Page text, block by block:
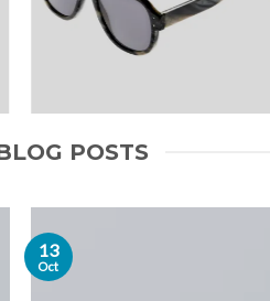
POSTS
13
Oct